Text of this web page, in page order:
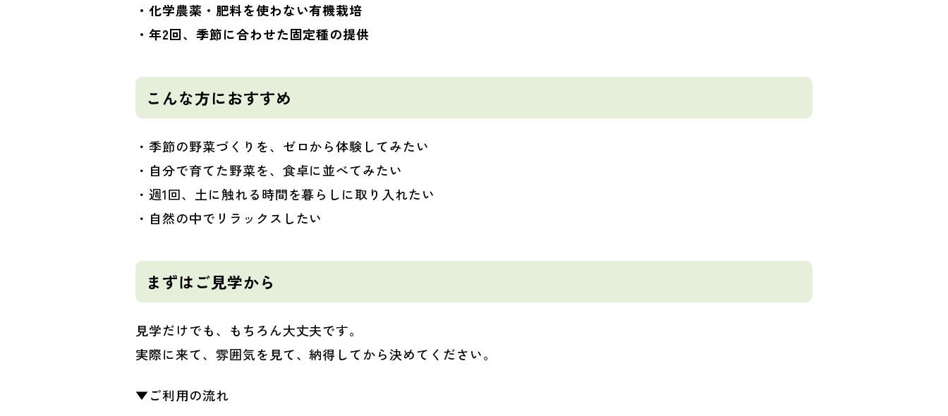
・化学農薬・肥料を使わない有機栽培
・年2回、季節に合わせた固定種の提供
こんな方におすすめ
・季節の野菜づくりを、ゼロから体験してみたい
・ 自分で育てた野菜を、食卓に並べてみたい
・週1回、土に触れる時間を暮らしに取り入れたい
・自然の中でリラックスしたい
まずはご見学から
見学だけでも、もちろん大丈夫です。
実際に来て、雰囲気を見て、納得してから決めてください。
▼ご利用の流れ